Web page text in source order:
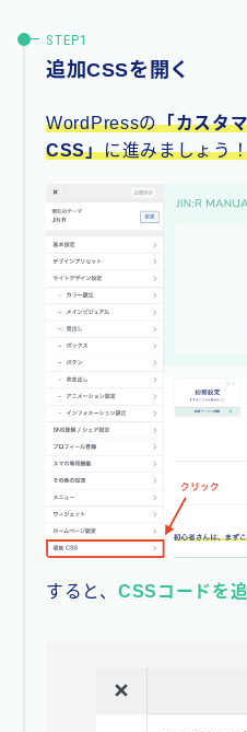
追加CSSを開く
WordPressの「カスタ
CSS」に進みましょう
すると、 CSSコードを